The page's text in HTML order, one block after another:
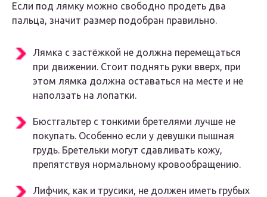
Если под лямку можно свободно продеть два
пальца, значит размер подобран правильно.
Лямка с застёжкой не должна перемещаться
при движении. Стоит поднять руки вверх, при
этом лямка должна оставаться на месте и не
наползать на лопатки.
Бюстгальтер с тонкими бретелями лучше не
покупать. Особенно если у девушки пышная
грудь. Бретельки могут сдавливать кожу,
препятствуя нормальному кровообращению.
Лифчик, как и трусики, не должен иметь грубых